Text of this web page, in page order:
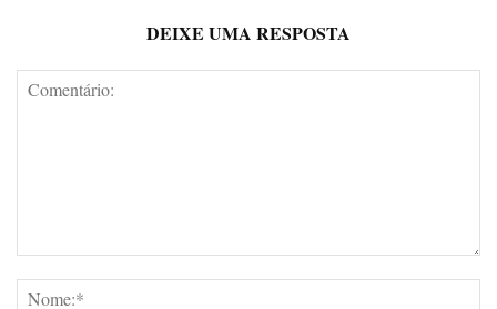
DEIXE UMA RESPOSTA